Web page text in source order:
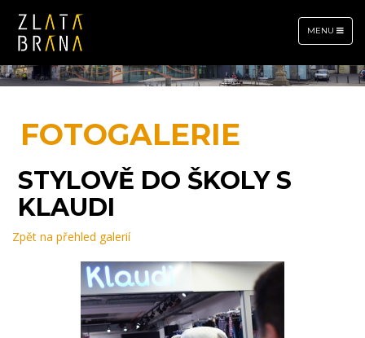
TOGGLE
NAVIGATION
MENU
FOTOGALERIE
STYLOVĚ DO ŠKOLY S
KLAUDI
Zpět na přehled galerií